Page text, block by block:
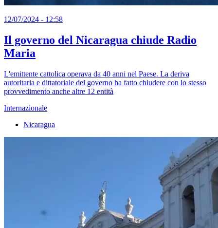
12/07/2024 - 12:58
Il governo del Nicaragua chiude Radio
Maria
L'emittente cattolica operava da 40 anni nel Paese. La deriva
autoritaria e dittatoriale del governo ha fatto chiudere con lo stesso
provvedimento anche altre 12 entità
Internazionale
Nicaragua